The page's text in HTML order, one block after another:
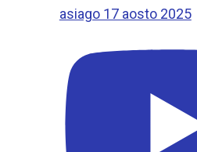
asiago 17 aosto 2025